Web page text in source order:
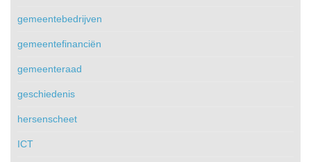
gemeentebedrijven
gemeentefinanciën
gemeenteraad
geschiedenis
hersenscheet
ICT